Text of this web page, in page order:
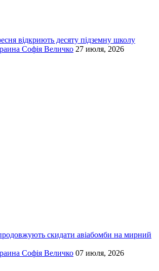
відкриють десяту підземну школу
Софія Величко 27 июля, 2026
продовжують скидати авіабомби на мирний
Софія Величко 07 июля, 2026